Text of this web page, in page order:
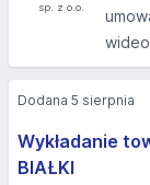
wideo
Wykładanie
BIAŁKI
Dodana 5 sierpnia